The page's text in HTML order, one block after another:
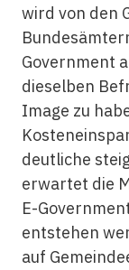
wird von den
Government
dieselben
Image zu
deutliche
erwartet die
E-
entstehen
auf